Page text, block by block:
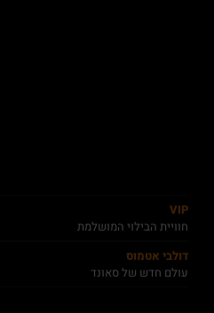
VIP
חוויית הבילוי המושלמת
דולבי אטמוס
עולם חדש של סאונד